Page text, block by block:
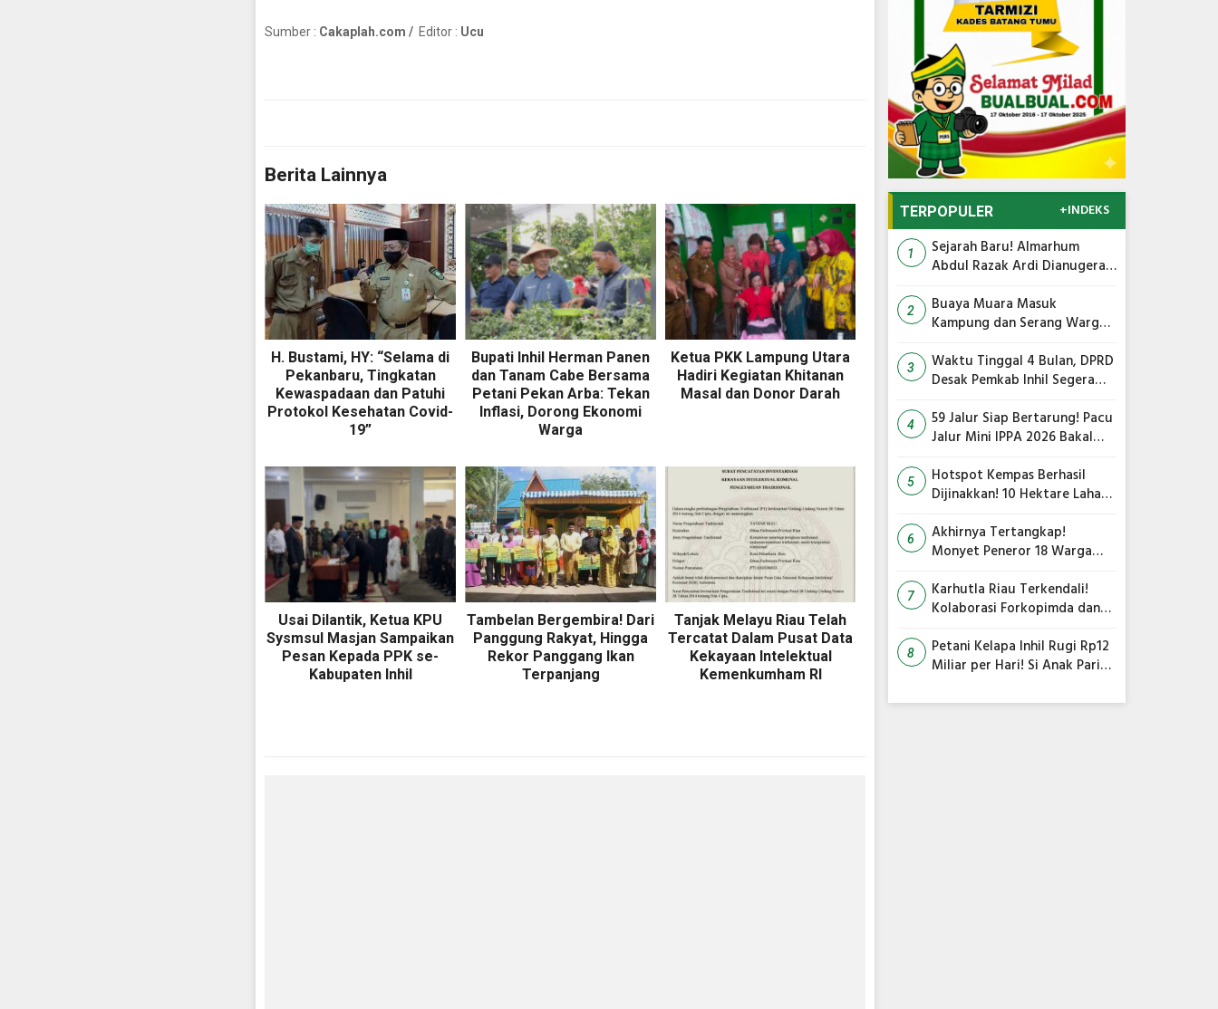
Sumber : Cakaplah.com / Editor : Ucu
Berita Lainnya
H. Bustami, HY: “Selama di
Pekanbaru, Tingkatan
Kewaspadaan dan Patuhi
Protokol Kesehatan Covid-
19”
Bupati Inhil Herman Panen
dan Tanam Cabe Bersama
Petani Pekan Arba: Tekan
Inflasi, Dorong Ekonomi
Warga
Ketua PKK Lampung Utara
Hadiri Kegiatan Khitanan
Masal dan Donor Darah
Usai Dilantik, Ketua KPU
Sysmsul Masjan Sampaikan
Pesan Kepada PPK se-
Kabupaten Inhil
Tambelan Bergembira! Dari
Panggung Rakyat, Hingga
Rekor Panggang Ikan
Terpanjang
Tanjak Melayu Riau Telah
Tercatat Dalam Pusat Data
Kekayaan Intelektual
Kemenkumham RI
TERPOPULER +INDEKS
1
Sejarah Baru! Almarhum
Abdul Razak Ardi Dianugerahi
Provinsi Riau
2
Buaya Muara Masuk
Kampung dan Serang Warga,
3
Waktu Tinggal 4 Bulan, DPRD
Desak Pemkab Inhil Segera
4
59 Jalur Siap Bertarung! Pacu
Jalur Mini IPPA 2026 Bakal
5
Hotspot Kempas Berhasil
Dijinakkan! 10 Hektare Lahan
Inhil Pimpin Langsung
Pemadaman
6
Akhirnya Tertangkap!
Monyet Peneror 18 Warga
7
Karhutla Riau Terkendali!
Kolaborasi Forkopimda dan
Utama
8
Petani Kelapa Inhil Rugi Rp12
Miliar per Hari! Si Anak Parit
Terus Anjlok